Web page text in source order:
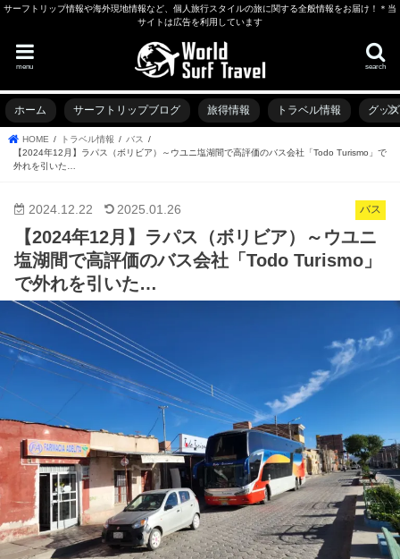
サーフトリップ情報や海外現地情報など、個人旅行スタイルの旅に関する全般情報をお届け！＊当
サイトは広告を利用しています
search
menu
ホーム サーフトリップブログ 旅得情報 トラベル情報 グッ
HOME トラベル情報
バス
【2024年12月】ラパス（ボリビア）～ウユニ塩湖間で高評価のバス会社「Todo Turismo」で
外れを引いた…
バス
2024.12.22 2025.01.26
【2024年12月】ラパス（ボリビア）～ウユニ
塩湖間で高評価のバス会社「Todo Turismo」
で外れを引いた…